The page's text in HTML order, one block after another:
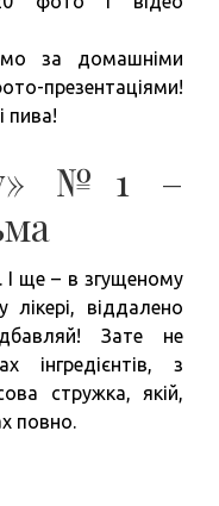
за домашніми
презентаціями!
пива!
№1 –
І ще – в згущеному
віддалено
Зате не
інгредієнтів, з
стружка, якій,
повно.